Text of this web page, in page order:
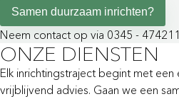
Samen duurzaam inrichten?
Neem contact op via 0345 - 474211
ONZE DIENSTEN
Elk inrichtingstraject begint met een
vrijblijvend advies. Gaan we een